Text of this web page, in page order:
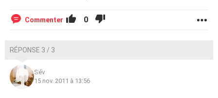
Commenter 0
RÉPONSE 3 / 3
Sév
15 nov. 2011 à 13:56